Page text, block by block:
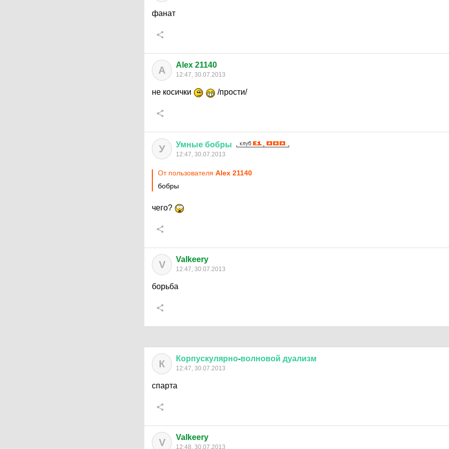
фанат
A Alex 21140
12:47, 30.07.2013
не косички /прости/
У Умные бобры
12:47, 30.07.2013
От пользователя Alex 21140
бобры
чего?
V Valkeery
12:47, 30.07.2013
борьба
К Корпускулярно-волновой дуализм
12:47, 30.07.2013
спарта
V Valkeery
12:48, 30.07.2013